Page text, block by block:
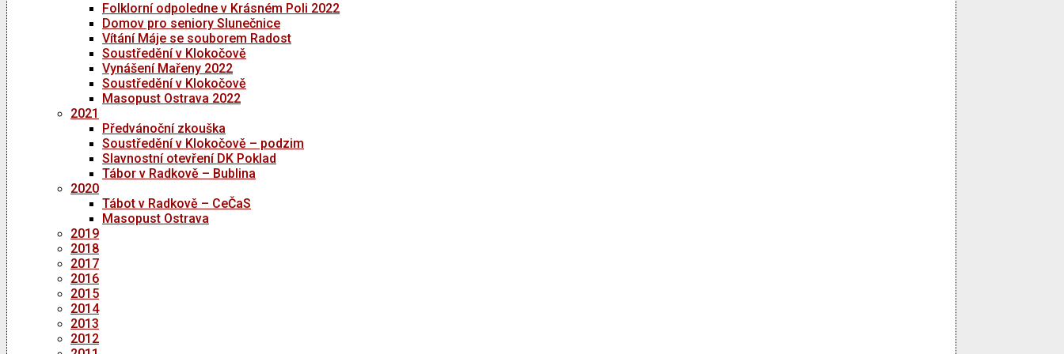
Folklorní odpoledne v Krásném Poli 2022
Domov pro seniory Slunečnice
Vítání Máje se souborem Radost
Soustředění v Klokočově
Vynášení Mařeny 2022
Soustředění v Klokočově
Masopust Ostrava 2022
2021
Předvánoční zkouška
Soustředění v Klokočově – podzim
Slavnostní otevření DK Poklad
Tábor v Radkově – Bublina
2020
Tábot v Radkově – CeČaS
Masopust Ostrava
2019
2018
2017
2016
2015
2014
2013
2012